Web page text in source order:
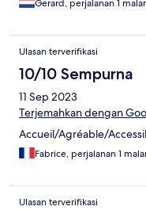
Gerard, perjalanan 1
Ulasan terverifikasi
10/10 Sempurna
11 Sep 2023
Terjemahkan dengan
Accueil/Agréable/
Fabrice, perjalanan 1
Ulasan terverifikasi